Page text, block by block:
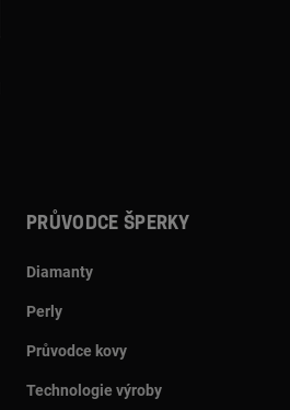
Průvodce šperky
Diamanty
Perly
Průvodce kovy
Technologie výroby